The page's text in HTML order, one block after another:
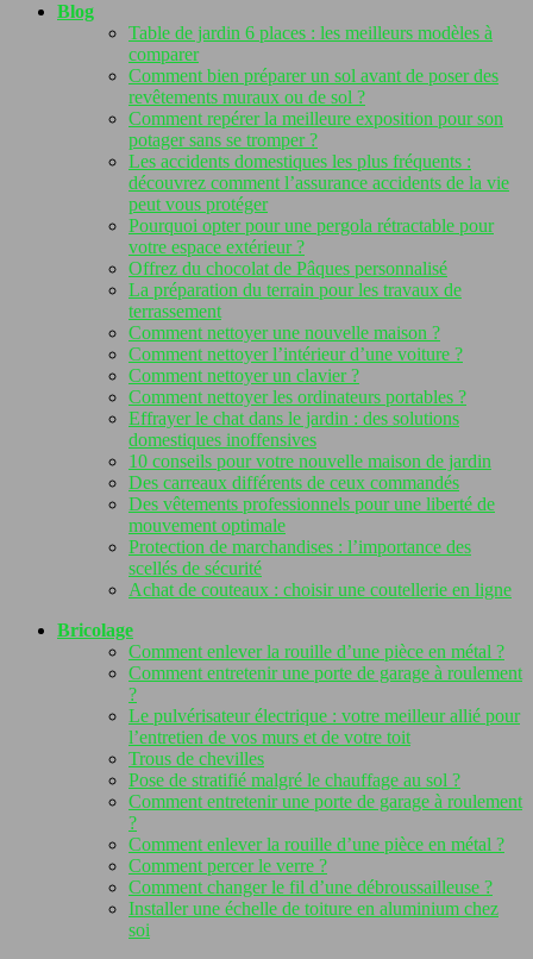
Blog
Table de jardin 6 places : les meilleurs modèles à
comparer
Comment bien préparer un sol avant de poser des
revêtements muraux ou de sol ?
Comment repérer la meilleure exposition pour son
potager sans se tromper ?
Les accidents domestiques les plus fréquents :
découvrez comment l’assurance accidents de la vie
peut vous protéger
Pourquoi opter pour une pergola rétractable pour
votre espace extérieur ?
Offrez du chocolat de Pâques personnalisé
La préparation du terrain pour les travaux de
terrassement
Comment nettoyer une nouvelle maison ?
Comment nettoyer l’intérieur d’une voiture ?
Comment nettoyer un clavier ?
Comment nettoyer les ordinateurs portables ?
Effrayer le chat dans le jardin : des solutions
domestiques inoffensives
10 conseils pour votre nouvelle maison de jardin
Des carreaux différents de ceux commandés
Des vêtements professionnels pour une liberté de
mouvement optimale
Protection de marchandises : l’importance des
scellés de sécurité
Achat de couteaux : choisir une coutellerie en ligne
Bricolage
Comment enlever la rouille d’une pièce en métal ?
Comment entretenir une porte de garage à roulement
?
Le pulvérisateur électrique : votre meilleur allié pour
l’entretien de vos murs et de votre toit
Trous de chevilles
Pose de stratifié malgré le chauffage au sol ?
Comment entretenir une porte de garage à roulement
?
Comment enlever la rouille d’une pièce en métal ?
Comment percer le verre ?
Comment changer le fil d’une débroussailleuse ?
Installer une échelle de toiture en aluminium chez
soi